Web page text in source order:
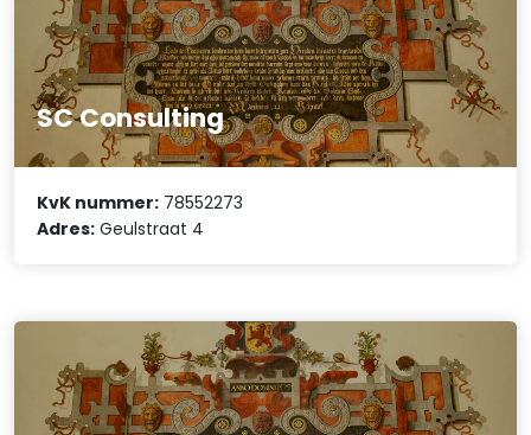
SC Consulting
KvK nummer: 78552273
Adres: Geulstraat 4